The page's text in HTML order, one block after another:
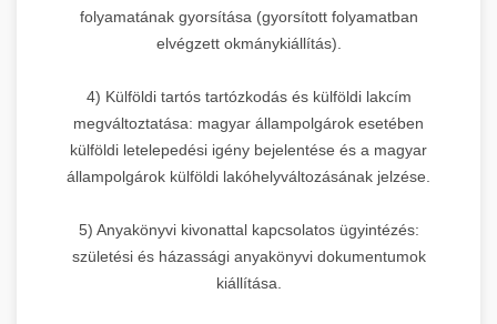
folyamatának gyorsítása (gyorsított folyamatban
elvégzett okmánykiállítás).
4) Külföldi tartós tartózkodás és külföldi lakcím
megváltoztatása: magyar állampolgárok esetében
külföldi letelepedési igény bejelentése és a magyar
állampolgárok külföldi lakóhelyváltozásának jelzése.
5) Anyakönyvi kivonattal kapcsolatos ügyintézés:
születési és házassági anyakönyvi dokumentumok
kiállítása.